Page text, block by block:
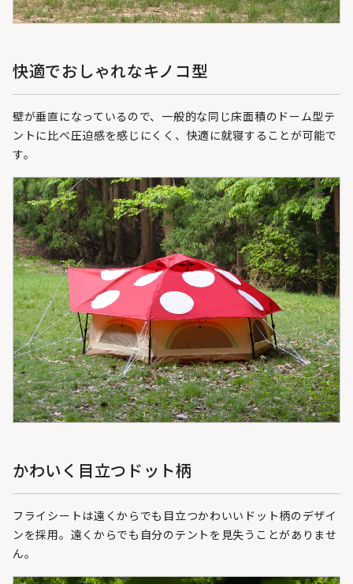
快適でおしゃれなキノコ型
壁が垂直になっているので、一般的な同じ床面積のドーム型テ
ントに比べ圧迫感を感じにくく、快適に就寝することが可能で
す。
かわいく目立つドット柄
フライシートは遠くからでも目立つかわいいドット柄のデザイ
ンを採用。遠くからでも自分のテントを見失うことがありませ
ん。